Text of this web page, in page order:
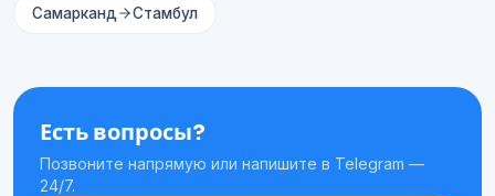
Самарканд Стамбул
Есть вопросы?
Позвоните напрямую или напишите в Telegram —
24/7.